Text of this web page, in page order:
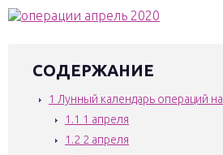
СОДЕРЖАНИЕ
1 Лунный календарь операций
1.1 1 апреля
1.2 2 апреля